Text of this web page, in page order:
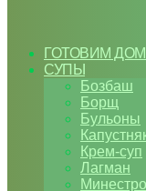
ГОТОВИМ
СУПЫ
Бозбаш
Борщ
Бульоны
Крем-суп
Лагман